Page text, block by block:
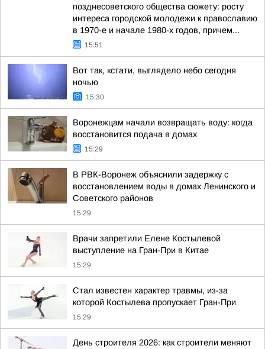
позднесоветского общества сюжету: росту
интереса городской молодежи к православию
в 1970-е и начале 1980-х годов, причем...
15:51
Вот так, кстати, выглядело небо сегодня
ночью
15:30
Воронежцам начали возвращать воду: когда
восстановится подача в домах
15:29
В РВК-Воронеж объяснили задержку с
восстановлением воды в домах Ленинского и
Советского районов
15:29
Врачи запретили Елене Костылевой
выступление на Гран-При в Китае
15:29
Стал известен характер травмы, из-за
которой Костылева пропускает Гран-При
15:29
День строителя 2026: как строители меняют